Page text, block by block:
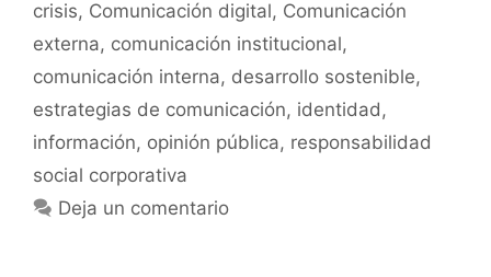
crisis, Comunicación digital, Comunicación
externa, comunicación institucional,
comunicación interna, desarrollo sostenible,
estrategias de comunicación, identidad,
información, opinión pública, responsabilidad
social corporativa
Deja un comentario